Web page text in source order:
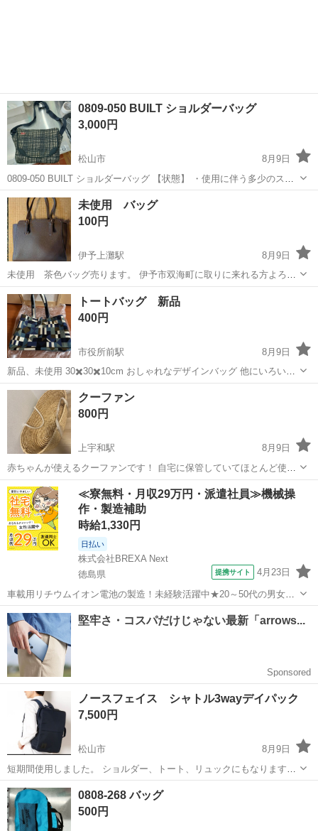
0809-050 BUILT ショルダーバッグ
3,000円
松山市
8月9日
0809-050 BUILT ショルダーバッグ 【状態】 ・使用に伴う多少のス
レ、キズ、落としきれない汚れなどございます ・詳細は現地でご確認
ください ・お値引きは出来かねますのでご了承願います ※中古品の...
愛媛 松山市 バッグ 現地
未使用 バッグ
100円
伊予上灘駅
8月9日
未使用 茶色バッグ売ります。 伊予市双海町に取りに来れる方よろし
くお願いします。
愛媛 伊予市 伊予上灘駅 バッグ
トートバッグ 新品
400円
市役所前駅
8月9日
新品、未使用 30✖️30✖️10cm おしゃれなデザインバッグ 他にいろいろ
出してます
愛媛 松山市
クーファン
800円
上宇和駅
8月9日
赤ちゃんが使えるクーファンです！ 自宅に保管していてほとんど使用
していません。 中のクッションは捨ててしまいありません。 ※多少の
値下げはできますのでお声かけくださいませ
愛媛 西予市 上宇和駅 靴 クーファン
≪寮無料・月収29万円・派遣社員≫機械操
作・製造補助
時給1,330円
日払い
株式会社BREXA Next
徳島県
提携サイト 4月23日
車載用リチウムイオン電池の製造！未経験活躍中★20～50代の男女活
躍中！寮費無料★備品付き1R寮完備！自宅からマイカー通勤OK！無料
駐車場完備◎正社員登用制度あり！《徳島県板野郡松茂町》 人気の工
場のお仕事 ◇車載用リチウ...
徳島 その他
ノースフェイス シャトル3wayデイパック
7,500円
松山市
8月9日
短期間使用しました。 ショルダー、トート、リュックにもなります。
数カ所擦れにより白っぽい所あります。 実物は写真より目立たないと
思います。 お探しの方おられましたらよろしくお願いいたします。 あ
んしん決済は9...
愛媛 松山市 デイパック
0808-268 バッグ
500円